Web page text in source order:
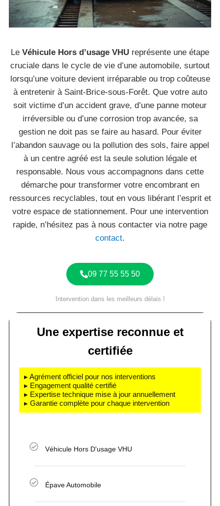
Le Véhicule Hors d’usage VHU représente une étape
cruciale dans le cycle de vie d’une automobile, surtout
lorsqu’une voiture devient irréparable ou trop coûteuse
à entretenir à Saint-Brice-sous-Forêt. Que votre auto
soit victime d’un accident grave, d’une panne moteur
irréversible ou d’une corrosion trop avancée, sa
gestion ne doit pas se faire au hasard. Pour éviter
l’abandon sauvage ou la pollution des sols, faire appel
à un centre agréé est la seule solution légale et
responsable. Nous vous accompagnons dans cette
démarche pour transformer votre encombrant en
ressources recyclables, tout en vous libérant l’esprit et
votre espace de stationnement. Pour une intervention
rapide, n’hésitez pas à nous contacter via notre page
contact.
09 77 55 55 50
Intervention dans les meilleurs délais !
Une expertise reconnue et
certifiée
▸ Agrément officiel pour nos interventions
▸ Engagement qualité certifié
▸ Expertise technique mise à jour annuellement
▸ Garantie complète pour chaque intervention
Véhicule Hors D'usage VHU
Épave Automobile